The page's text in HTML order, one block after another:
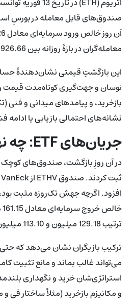
معامله‌گران در بازهٔ روزانه بین 1,926.66 تا 2,067.44 دلار دادوستد کردند و حجم معاملات به حدود 1.10 میلیارد دلار رسید.
نوسان و جهت‌گیری کوتاه‌مدت قیمت
بازخرید، و پیامدهای میدانی و فنی
نشانه‌های احتمالی بازیابی یا
جریان‌های ETF: چه نهادهایی موجب بازگشت شدند؟
ترتیب 129.18 میلیون و 113.10 میلیون دلار — رخ داد که جریان‌های ورودی روزهای 9 و 10 فوریه را خنثی کردند.
ترکیب بازیگران نشان می‌دهد که
می‌تواند غالب بماند و مانع تثبیت
استراتژی‌شان خرید و نگهداری
و مکانیزم بازخرید (مثلاً ساختار فی